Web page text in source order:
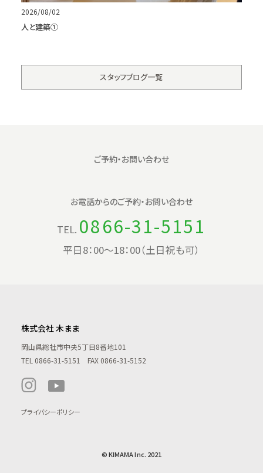
2026/08/02
人と建築①
スタッフブログ一覧
ご予約・お問い合わせ
お電話からのご予約・お問い合わせ
TEL. 0866-31-5151
平日8：00〜18：00（土日祝も可）
株式会社 木まま
岡山県総社市中央5丁目8番地101
TEL 0866-31-5151 FAX 0866-31-5152
プライバシーポリシー
© KIMAMA Inc. 2021